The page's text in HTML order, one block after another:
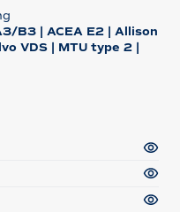
B3 | ACEA E2 | Allison
VDS | MTU type 2 |